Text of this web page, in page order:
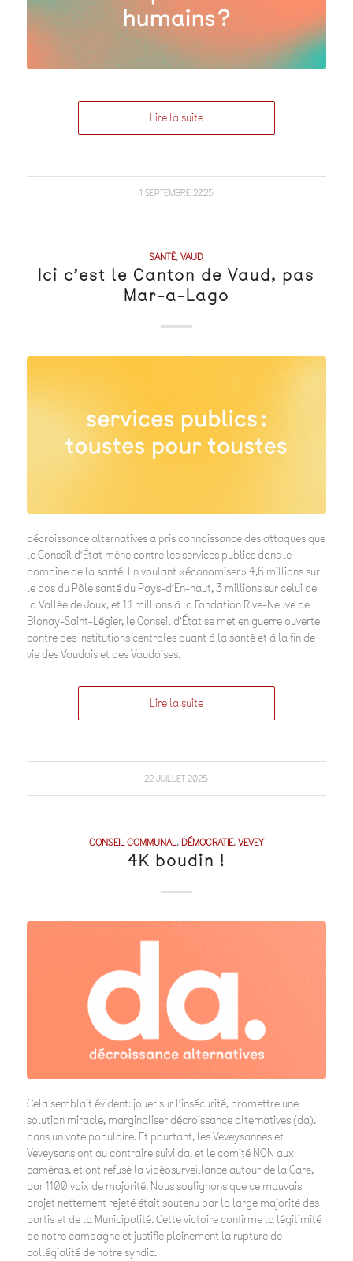
Lire la suite
1 SEPTEMBRE 2025
SANTÉ,VAUD
Ici c’est le Canton de Vaud, pas
Mar-a-Lago
décroissance alternatives a pris connaissance des attaques que
le Conseil d’État mène contre les services publics dans le
domaine de la santé. En voulant «économiser» 4,6 millions sur
le dos du Pôle santé du Pays-d’En-haut, 3 millions sur celui de
la Vallée de Joux, et 1,1 millions à la Fondation Rive-Neuve de
Blonay-Saint-Légier, le Conseil d’État se met en guerre ouverte
contre des institutions centrales quant à la santé et à la fin de
vie des Vaudois et des Vaudoises.
Lire la suite
22 JUILLET 2025
CONSEIL COMMUNAL,DÉMOCRATIE,VEVEY
4K boudin !
Cela semblait évident: jouer sur l’insécurité, promettre une
solution miracle, marginaliser décroissance alternatives (da).
dans un vote populaire. Et pourtant, les Veveysannes et
Veveysans ont au contraire suivi da. et le comité NON aux
caméras, et ont refusé la vidéosurveillance autour de la Gare,
par 1100 voix de majorité. Nous soulignons que ce mauvais
projet nettement rejeté était soutenu par la large majorité des
partis et de la Municipalité. Cette victoire confirme la légitimité
de notre campagne et justifie pleinement la rupture de
collégialité de notre syndic.